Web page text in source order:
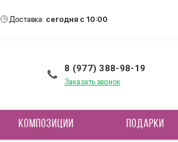
Доставка: сегодня с 10:00
8 (977) 388-98-19
Заказать звонок
КОМПОЗИЦИИ ПОДАРКИ